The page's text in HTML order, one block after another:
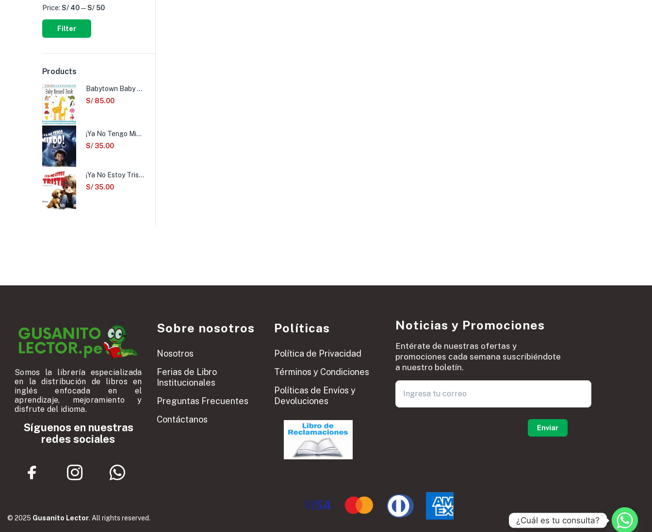
Filter
Price: S/ 40—S/ 50
Products
Babytown Baby Record Book
S/ 85.00
¡Ya No Tengo Miedo!
S/ 35.00
¡Ya No Estoy Triste!
S/ 35.00
Somos la librería especializada
en la distribución de libros en
inglés enfocada en el
aprendizaje, mejoramiento y
disfrute del idioma.
Síguenos en nuestras
redes sociales
Sobre nosotros
Nosotros
Ferias de Libro
Institucionales
Preguntas Frecuentes
Contáctanos
Políticas
Política de Privacidad
Términos y Condiciones
Políticas de Envíos y
Devoluciones
Noticias y Promociones
Entérate de nuestras ofertas y
promociones cada semana suscribiéndote
a nuestro boletín.
© 2025 Gusanito Lector. All rights reserved. ¿Cuál es tu consulta?